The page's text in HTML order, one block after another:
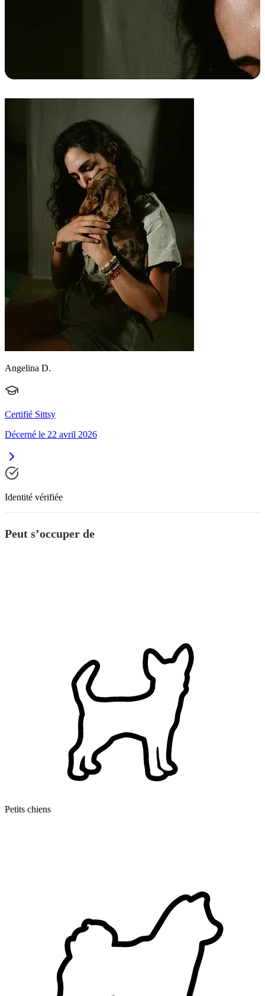
Angelina D.
Certifié Sittsy
Décerné le 22 avril 2026
Identité vérifiée
Peut s’occuper de
Petits chiens